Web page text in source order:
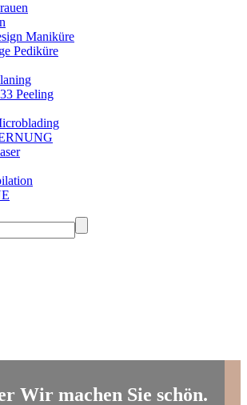
Maniküre
Pediküre
Peeling
Wir machen Sie schön.